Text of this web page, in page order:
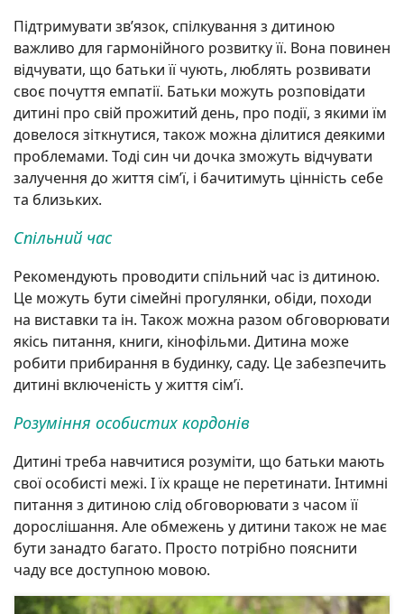
Підтримувати зв’язок, спілкування з дитиною
важливо для гармонійного розвитку її. Вона повинен
відчувати, що батьки її чують, люблять розвивати
своє почуття емпатії. Батьки можуть розповідати
дитині про свій прожитий день, про події, з якими їм
довелося зіткнутися, також можна ділитися деякими
проблемами. Тоді син чи дочка зможуть відчувати
залучення до життя сім’ї, і бачитимуть цінність себе
та близьких.
Спільний час
Рекомендують проводити спільний час із дитиною.
Це можуть бути сімейні прогулянки, обіди, походи
на виставки та ін. Також можна разом обговорювати
якісь питання, книги, кінофільми. Дитина може
робити прибирання в будинку, саду. Це забезпечить
дитині включеність у життя сім’ї.
Розуміння особистих кордонів
Дитині треба навчитися розуміти, що батьки мають
свої особисті межі. І їх краще не перетинати. Інтимні
питання з дитиною слід обговорювати з часом її
дорослішання. Але обмежень у дитини також не має
бути занадто багато. Просто потрібно пояснити
чаду все доступною мовою.